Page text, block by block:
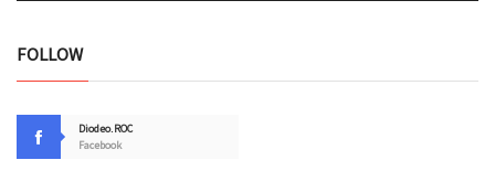
FOLLOW
Diodeo.ROC
Facebook